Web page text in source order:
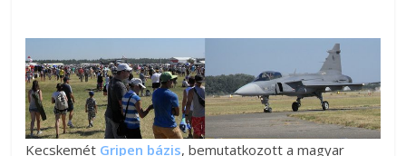
Kecskemét Gripen bázis, bemutatkozott a magyar